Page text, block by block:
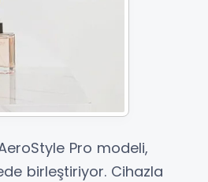
Pro modeli,
birleştiriyor. Cihazla